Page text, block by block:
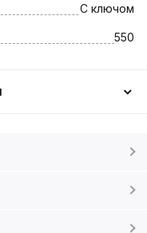
С ключом
550